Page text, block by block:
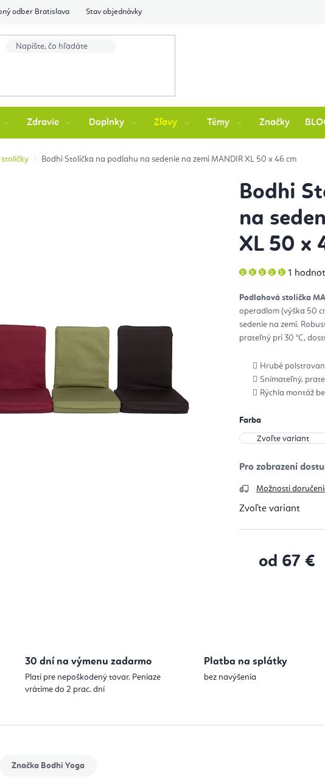
odber Bratislava Stav objednávky
Zdravie Doplnky Zľavy Témy Značky
Bodhi Stolička na podlahu na sedenie na zemi MANDIR XL 50 x 46 cm
Bodhi
na
XL 50 x
5,0
z
5
1
Podlahová stolička
operadlom (výška 50
sedenie na zemi.
prateľný pri 30 °C,
Hrubé
Snímateľný,
Rýchla montáž
Farba
Možnosti
Zvoľte variant
od 67 €
30 dní na výmenu zadarmo
Platí pre nepoškodený tovar. Peniaze
vrátime do 2 prac. dní
Platba na splátky
bez navýšenia
Značka Bodhi Yoga